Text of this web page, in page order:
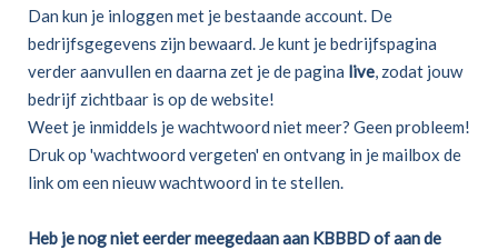
Dan kun je inloggen met je bestaande account. De
bedrijfsgegevens zijn bewaard. Je kunt je bedrijfspagina
verder aanvullen en daarna zet je de pagina live, zodat jouw
bedrijf zichtbaar is op de website!
Weet je inmiddels je wachtwoord niet meer? Geen probleem!
Druk op 'wachtwoord vergeten' en ontvang in je mailbox de
link om een nieuw wachtwoord in te stellen.
Heb je nog niet eerder meegedaan aan KBBBD of aan de